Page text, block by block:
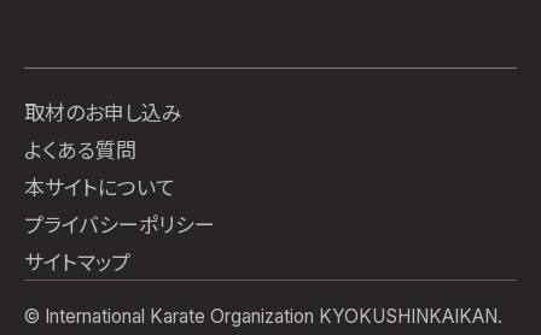
取材のお申し込み
よくある質問
本サイトについて
プライバシーポリシー
サイトマップ
© International Karate Organization KYOKUSHINKAIKAN.